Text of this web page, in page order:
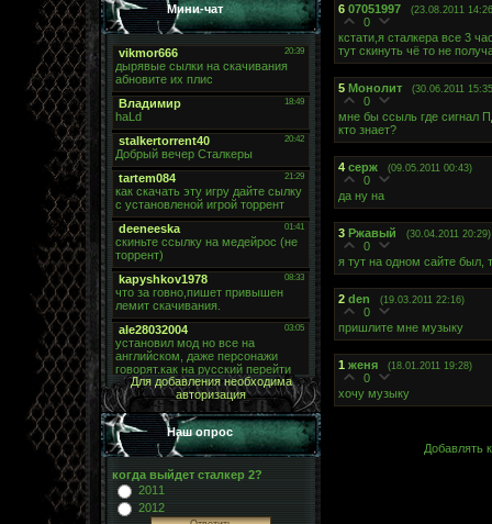
Мини-чат
Для добавления необходима
авторизация
Наш опрос
когда выйдет сталкер 2?
2011
2012
6 07051997 (23.08.2011
0
кстати,я сталкера все 3
тут скинуть чё то не
5 Монолит (30.06.2011
0
мне бы ссыль где сигнал
кто знает?
4 серж (09.05.2011 00:43)
0
да ну на
3 Ржавый (30.04.2011 20:29)
0
я тут на одном сайте был,
2 den (19.03.2011 22:16)
0
пришлите мне музыку
1 женя (18.01.2011 19:28)
0
хочу музыку
Добавлять